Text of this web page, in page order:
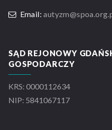
Email:
SĄD REJONOWY
GOSPODARCZY
KRS: 0000112634
NIP: 5841067117